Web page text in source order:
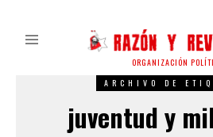
ORGANIZACIÓN
ARCHIVO DE
juventud y